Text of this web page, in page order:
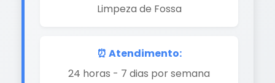
Limpeza de Fossa
⏰ Atendimento:
24 horas - 7 dias por semana